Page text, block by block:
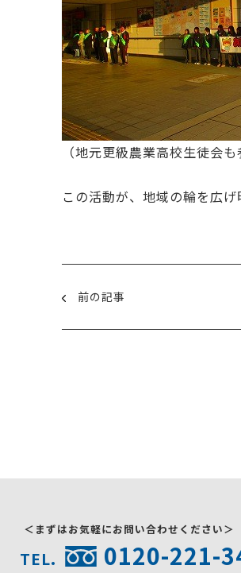
（地元更級農業高校生徒会も
この活動が、地域の輪を広
前の記事
＜まずはお気軽にお問い合わせください＞
TEL. 0120-221-